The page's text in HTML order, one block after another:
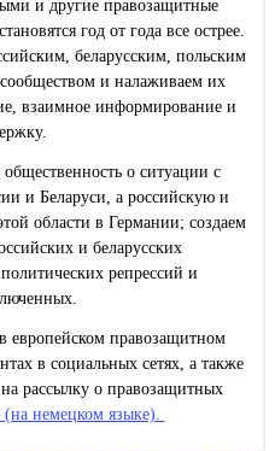
и другие правозащитные
год от года все острее.
беларусским, польским
и налаживаем их
взаимное информирование и
о ситуации с
и Беларуси, а российскую и
области в Германии; создаем
и беларусских
репрессий и
европейском правозащитном
в социальных сетях, а также
рассылку о правозащитных
(на немецком языке).